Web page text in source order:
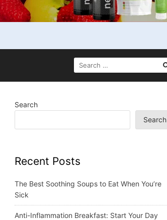
SEARCH
FOR:
Search
Search
Recent Posts
The Best Soothing Soups to Eat When You’re
Sick
Anti-Inflammation Breakfast: Start Your Day